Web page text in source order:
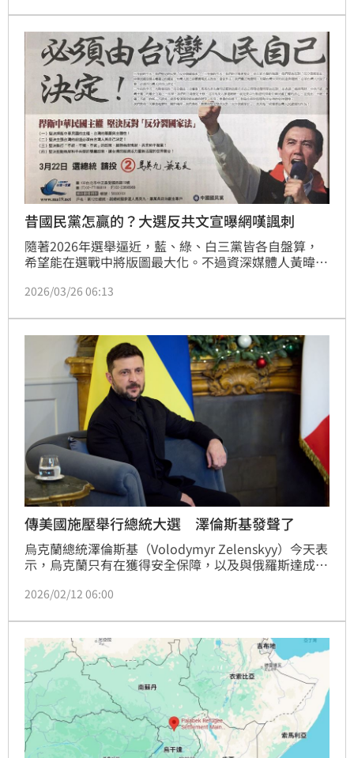
昔國民黨怎贏的？大選反共文宣曝網嘆諷刺
隨著2026年選舉逼近，藍、綠、白三黨皆各自盤算，
希望能在選戰中將版圖最大化。不過資深媒體人黃暐瀚
年、2008年總統大選文宣，寫著不屈服中共文攻武
2026/03/26 06:13
傳美國施壓舉行總統大選 澤倫斯基發聲了
烏克蘭總統澤倫斯基（Volodymyr Zelenskyy）今天表
示，烏克蘭只有在獲得安全保障，以及與俄羅斯達成停
2026/02/12 06:00